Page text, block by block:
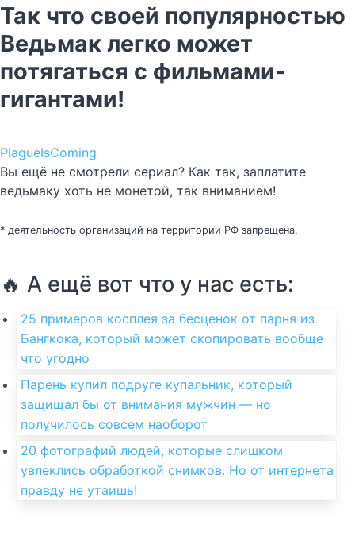
Так что своей популярностью
Ведьмак легко может
потягаться с фильмами-
гигантами!
PlagueIsComing
Вы ещё не смотрели сериал? Как так, заплатите
ведьмаку хоть не монетой, так вниманием!
* деятельность организаций на территории РФ запрещена.
🔥 А ещё вот что у нас есть:
25 примеров косплея за бесценок от парня из
Бангкока, который может скопировать вообще
что угодно
Парень купил подруге купальник, который
защищал бы от внимания мужчин — но
получилось совсем наоборот
20 фотографий людей, которые слишком
увлеклись обработкой снимков. Но от интернета
правду не утаишь!